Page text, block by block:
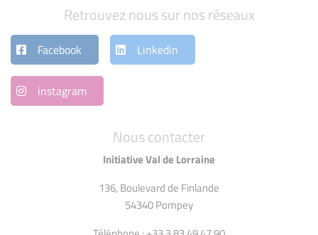
Nous contacter
Initiative Val de Lorraine
136, Boulevard de Finlande
54340 Pompey
Retrouvez nous sur nos réseaux
Facebook Linkedin
instagram